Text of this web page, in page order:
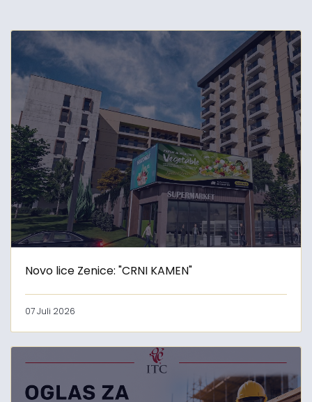
Novo lice Zenice: "CRNI KAMEN"
07 Juli 2026